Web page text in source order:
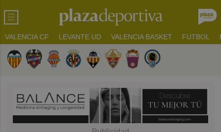
VALENCIA CF LEVANTE UD VALENCIA BASKET FUTBOL